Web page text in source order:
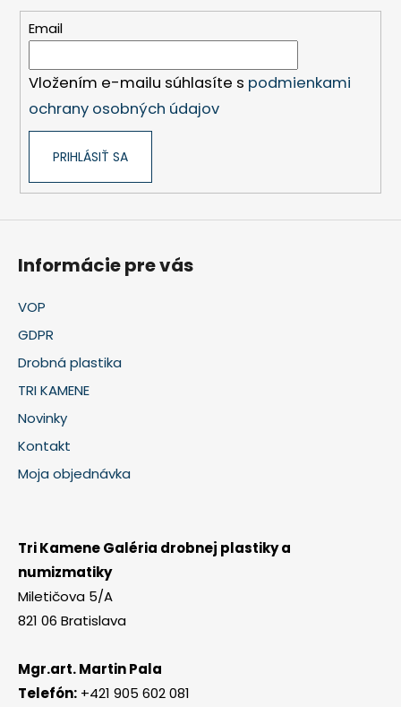
Email
Vložením e-mailu súhlasíte s podmienkami
ochrany osobných údajov
PRIHLÁSIŤ SA
Informácie pre vás
VOP
GDPR
Drobná plastika
TRI KAMENE
Novinky
Kontakt
Moja objednávka
Tri Kamene Galéria drobnej plastiky a
numizmatiky
Miletičova 5/A
821 06 Bratislava
Mgr.art. Martin Pala
Telefón: +421 905 602 081